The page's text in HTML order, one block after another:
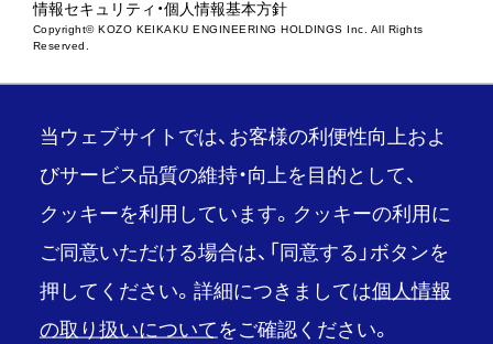
情報セキュリティ・個人情報基本方針
Copyright© KOZO KEIKAKU ENGINEERING HOLDINGS Inc. All Rights
Reserved.
当ウェブサイトでは、お客様の利便性向上およ
びサービス品質の維持・向上を目的として、
クッキーを利用しています。クッキーの利用に
ご同意いただける場合は、「同意する」ボタンを
押してください。詳細につきましては個人情報
の取り扱いについて をご確認ください。